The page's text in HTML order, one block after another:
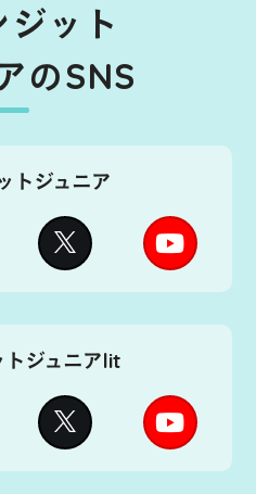
ジット
のSNS
トジュニア
トジュニアlit